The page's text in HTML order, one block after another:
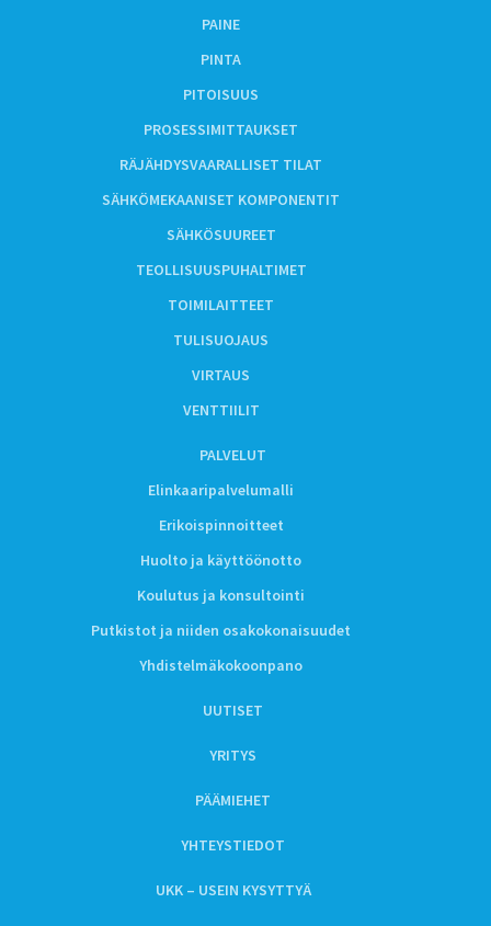
PAINE
PINTA
PITOISUUS
PROSESSIMITTAUKSET
RÄJÄHDYSVAARALLISET TILAT
SÄHKÖMEKAANISET KOMPONENTIT
SÄHKÖSUUREET
TEOLLISUUSPUHALTIMET
TOIMILAITTEET
TULISUOJAUS
VIRTAUS
VENTTIILIT
PALVELUT
Elinkaaripalvelumalli
Erikoispinnoitteet
Huolto ja käyttöönotto
Koulutus ja konsultointi
Putkistot ja niiden osakokonaisuudet
Yhdistelmäkokoonpano
UUTISET
YRITYS
PÄÄMIEHET
YHTEYSTIEDOT
UKK – USEIN KYSYTTYÄ